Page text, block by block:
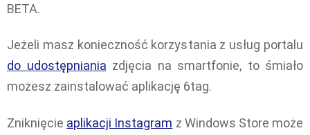
BETA.
Jeżeli masz konieczność korzystania z usług portalu
do udostępniania zdjęcia na smartfonie, to śmiało
możesz zainstalować aplikację 6tag.
Zniknięcie aplikacji Instagram z Windows Store może